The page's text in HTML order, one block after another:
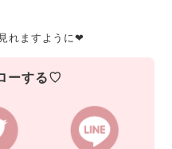
れますように❤︎
ーする♡